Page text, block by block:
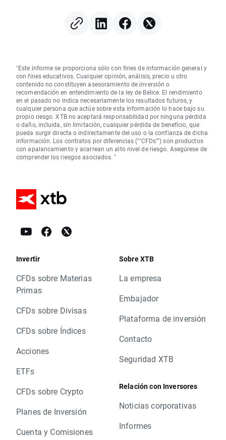
"Este informe se proporciona sólo con fines de información general y
con fines educativos. Cualquier opinión, análisis, precio u otro
contenido no constituyen asesoramiento de inversión o
recomendación en entendimiento de la ley de Belice. El rendimiento
en el pasado no indica necesariamente los resultados futuros, y
cualquier persona que actúe sobre esta información lo hace bajo su
propio riesgo. XTB no aceptará responsabilidad por ninguna pérdida
o daño, incluida, sin limitación, cualquier pérdida de beneficio, que
pueda surgir directa o indirectamente del uso o la confianza de dicha
información. Los contratos por diferencias (""CFDs"") son productos
con apalancamiento y acarrean un alto nivel de riesgo. Asegúrese de
comprender los riesgos asociados. "
Invertir
CFDs sobre Materias
Primas
CFDs sobre Divisas
CFDs sobre Índices
Acciones
ETFs
CFDs sobre Crypto
Planes de Inversión
Cuenta y Comisiones
Sobre XTB
La empresa
Embajador
Plataforma de inversión
Contacto
Seguridad XTB
Relación con Inversores
Noticias corporativas
Informes